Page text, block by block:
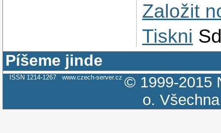
Založit
Tiskni
Píšeme jinde
ISSN 1214-1267 www.czech-server.cz © 1999-2015
o.